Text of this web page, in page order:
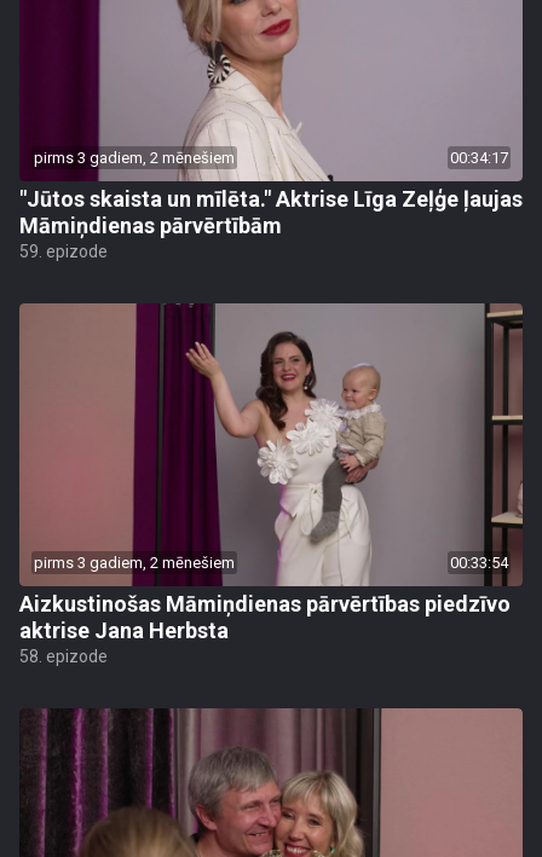
pirms 3 gadiem, 2 mēnešiem 00:34:17
"Jūtos skaista un mīlēta." Aktrise Līga Zeļģe ļaujas
Māmiņdienas pārvērtībām
59. epizode
pirms 3 gadiem, 2 mēnešiem 00:33:54
Aizkustinošas Māmiņdienas pārvērtības piedzīvo
aktrise Jana Herbsta
58. epizode